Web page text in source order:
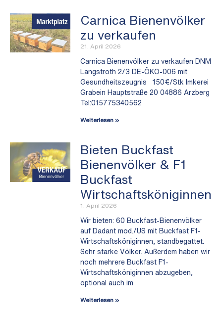
Carnica Bienenvölker
zu verkaufen
21. April 2026
Carnica Bienenvölker zu verkaufen DNM
Langstroth 2/3 DE-ÖKO-006 mit
Gesundheitszeugnis 150€/Stk Imkerei
Grabein Hauptstraße 20 04886 Arzberg
Tel:015775340562
Weiterlesen »
Bieten Buckfast
Bienenvölker & F1
Buckfast
Wirtschaftsköniginnen
1. April 2026
Wir bieten: 60 Buckfast-Bienenvölker
auf Dadant mod./US mit Buckfast F1-
Wirtschaftsköniginnen, standbegattet.
Sehr starke Völker. Außerdem haben wir
noch mehrere Buckfast F1-
Wirtschaftsköniginnen abzugeben,
optional auch im
Weiterlesen »